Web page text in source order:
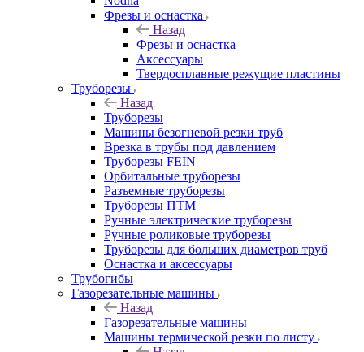
Фрезы и оснастка
Назад
Фрезы и оснастка
Аксессуары
Твердосплавные режущие пластины
Труборезы
Назад
Труборезы
Машины безогневой резки труб
Врезка в трубы под давлением
Труборезы FEIN
Орбитальные труборезы
Разъемные труборезы
Труборезы ПТМ
Ручные электрические труборезы
Ручные роликовые труборезы
Труборезы для больших диаметров труб
Оснастка и аксессуары
Трубогибы
Газорезательные машины
Назад
Газорезательные машины
Машины термической резки по листу